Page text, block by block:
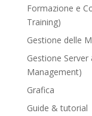
Formazione e
Training)
Gestione delle
Gestione
Management)
Grafica
Guide & tutorial